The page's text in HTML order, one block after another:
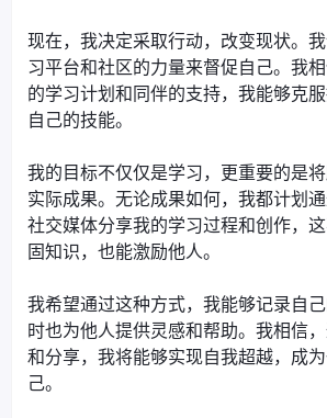
现在，我决定采取行动，改变现状。
习平台和社区的力量来督促自己。我
的学习计划和同伴的支持，我能够克
自己的技能。
我的目标不仅仅是学习，更重要的是
实际成果。无论成果如何，我都计划
社交媒体分享我的学习过程和创作，
固知识，也能激励他人。
我希望通过这种方式，我能够记录自
时也为他人提供灵感和帮助。我相信
和分享，我将能够实现自我超越，成
己。